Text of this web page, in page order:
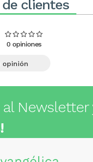
clientes
0 opiniones
opinión
Newsletter